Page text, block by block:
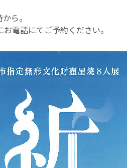
ら。
電話にてご予約ください。